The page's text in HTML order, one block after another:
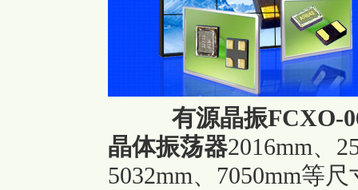
有源晶振FCXO-
晶体振荡器2016mm、
5032mm、7050mm等